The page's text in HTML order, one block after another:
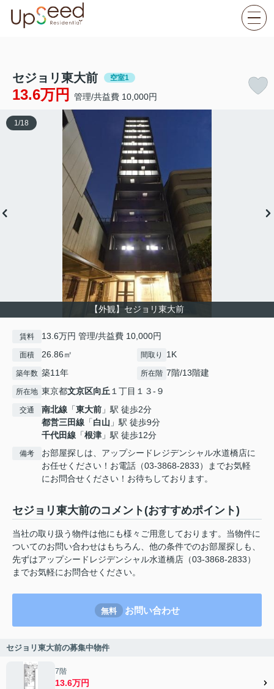
セジョリ東大前 空室1
13.6万円 管理/共益費 10,000円
【外観】セジョリ東大前
1 /18
賃料 13.6万円 管理/共益費 10,000円
面積 26.86㎡ 間取り 1K
築年数 築11年 所在階 7階/13階建
所在地 東京都文京区向丘 １丁目１３-９
交通 南北線 「東大前 」駅 徒歩2分
都営三田線 「白山 」駅 徒歩9分
千代田線 「根津 」駅 徒歩12分
備考
お部屋探しは、アップシードレジデンシャル水道橋店に
お任せください！お電話（03-3868-2833）までお気軽
にお問合せください！お待ちしております。
セジョリ東大前のコメント(おすすめポイント)
当社の取り扱う物件は他にも様々ご用意しております。当物件に
ついてのお問い合わせはもちろん、他の条件でのお部屋探しも、
先ずはアップシードレジデンシャル水道橋店（03-3868-2833）
までお気軽にお問合せください。
無料 お問い合わせ
セジョリ東大前の募集中物件
7階
13.6万円